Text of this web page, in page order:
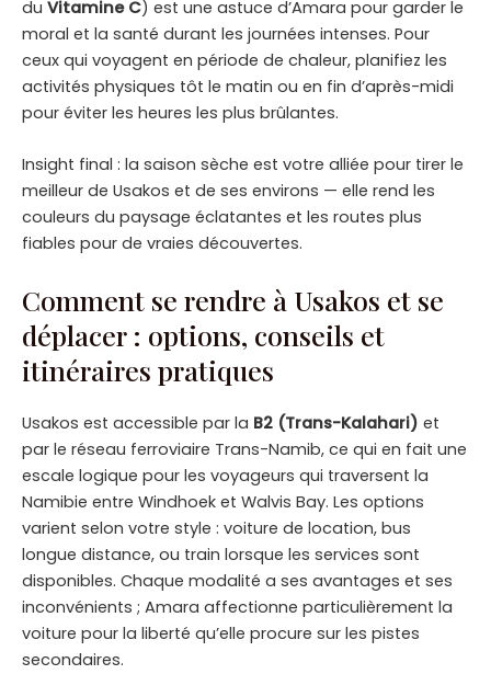
du Vitamine C) est une astuce d’Amara pour garder le
moral et la santé durant les journées intenses. Pour
ceux qui voyagent en période de chaleur, planifiez les
activités physiques tôt le matin ou en fin d’après-midi
pour éviter les heures les plus brûlantes.
Insight final : la saison sèche est votre alliée pour tirer le
meilleur de Usakos et de ses environs — elle rend les
couleurs du paysage éclatantes et les routes plus
fiables pour de vraies découvertes.
Comment se rendre à Usakos et se
déplacer : options, conseils et
itinéraires pratiques
Usakos est accessible par la B2 (Trans-Kalahari) et
par le réseau ferroviaire Trans-Namib, ce qui en fait une
escale logique pour les voyageurs qui traversent la
Namibie entre Windhoek et Walvis Bay. Les options
varient selon votre style : voiture de location, bus
longue distance, ou train lorsque les services sont
disponibles. Chaque modalité a ses avantages et ses
inconvénients ; Amara affectionne particulièrement la
voiture pour la liberté qu’elle procure sur les pistes
secondaires.